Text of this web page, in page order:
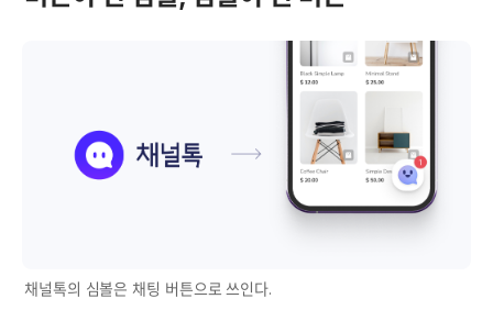
채널톡의 심볼은 채팅 버튼으로 쓰인다.